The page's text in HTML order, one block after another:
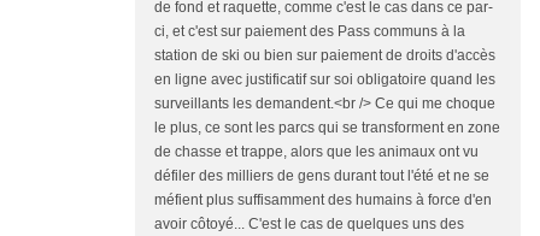
de fond et raquette, comme c'est le cas dans ce par-
ci, et c'est sur paiement des Pass communs à la
station de ski ou bien sur paiement de droits d'accès
en ligne avec justificatif sur soi obligatoire quand les
surveillants les demandent.<br /> Ce qui me choque
le plus, ce sont les parcs qui se transforment en zone
de chasse et trappe, alors que les animaux ont vu
défiler des milliers de gens durant tout l'été et ne se
méfient plus suffisamment des humains à force d'en
avoir côtoyé... C'est le cas de quelques uns des